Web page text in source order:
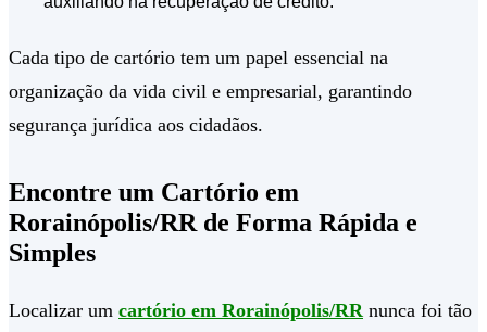
Cada tipo de cartório tem um papel essencial na
organização da vida civil e empresarial, garantindo
segurança jurídica aos cidadãos.
Encontre um Cartório em
Rorainópolis/RR de Forma Rápida e
Simples
Localizar um cartório em Rorainópolis/RRnunca foi tão